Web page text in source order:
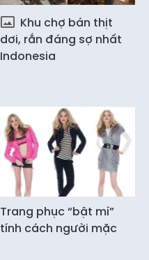
Khu chợ bán thịt
dơi, rắn đáng sợ nhất
Indonesia
Trang phục “bật mí”
tính cách người mặc